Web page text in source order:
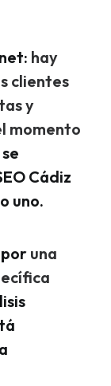
hay
clientes
y
momento
Cádiz
uno.
una